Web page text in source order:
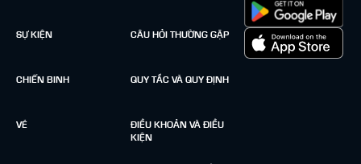
SỰ KIỆN
CHIẾN BINH
VÉ
CÂU HỎI THƯỜNG GẶP
QUY TẮC VÀ QUY ĐỊNH
ĐIỀU KHOẢN VÀ ĐIỀU
KIỆN